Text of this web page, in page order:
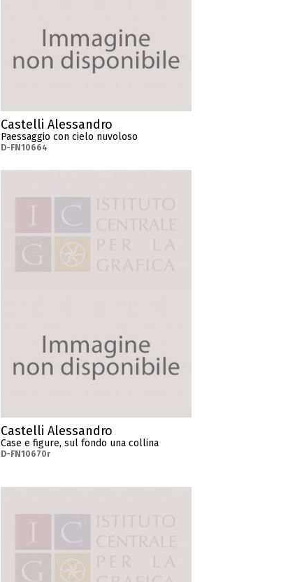
Castelli Alessandro
Paessaggio con cielo nuvoloso
D-FN10664
Castelli Alessandro
Case e figure, sul fondo una collina
D-FN10670r